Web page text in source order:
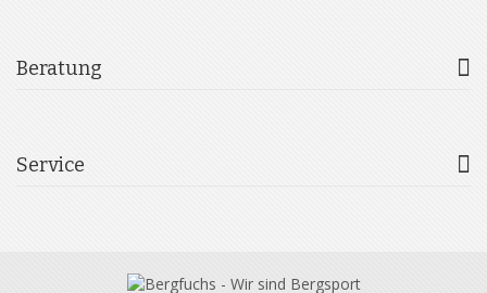
Beratung
Service